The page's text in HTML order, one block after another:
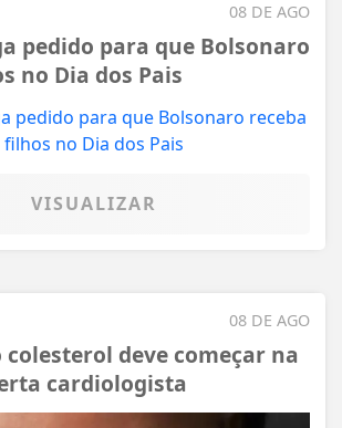
08 DE AGO
pedido para que Bolsonaro
no Dia dos Pais
VISUALIZAR
08 DE AGO
colesterol deve começar na
cardiologista